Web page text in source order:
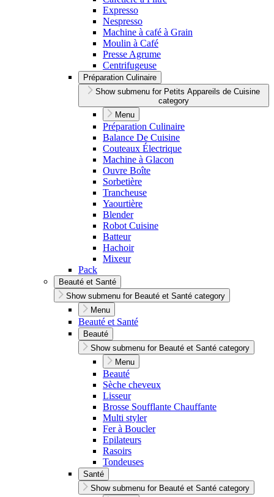
Expresso
Nespresso
Machine à café à Grain
Moulin à Café
Presse Agrume
Centrifugeuse
Préparation Culinaire
Show submenu for Petits Appareils de Cuisine
category
Menu
Préparation Culinaire
Balance De Cuisine
Couteaux Électrique
Machine à Glacon
Ouvre Boîte
Sorbetière
Trancheuse
Yaourtière
Blender
Robot Cuisine
Batteur
Hachoir
Mixeur
Pack
Beauté et Santé
Show submenu for Beauté et Santé category
Menu
Beauté et Santé
Beauté
Show submenu for Beauté et Santé category
Menu
Beauté
Sèche cheveux
Lisseur
Brosse Soufflante Chauffante
Multi styler
Fer à Boucler
Epilateurs
Rasoirs
Tondeuses
Santé
Show submenu for Beauté et Santé category